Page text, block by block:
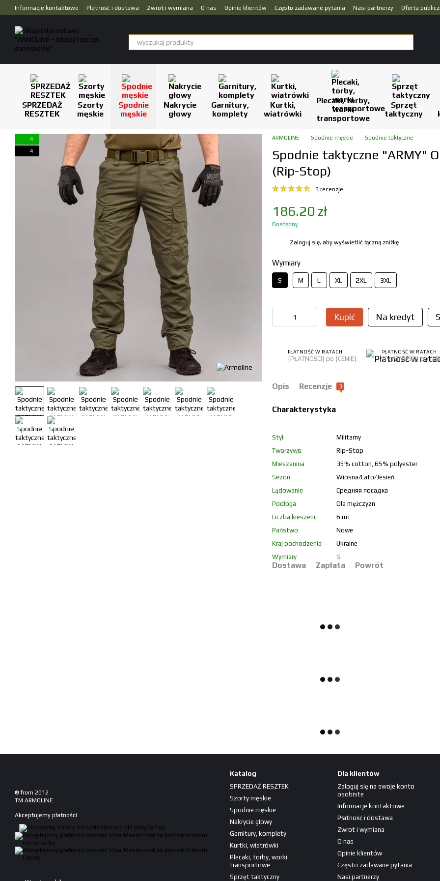
Przejdź do głównej treści
Informacje kontaktowe Płatność i dostawa Zwrot i wymiana O nas Opinie klientów Często zadawane pytania Nasi partnerzy
Oferta
SPRZEDAŻ
RESZTEK
Szorty
męskie
Spodnie
męskie
Nakrycie
głowy
Garnitury,
komplety
Kurtki,
wiatrówki
Plecaki, torby,
worki
transportowe
Sprzęt
taktyczny
4
4
ARMOLINE Spodnie męskie Spodnie taktyczne
Spodnie taktyczne "ARMY"
(Rip-Stop)
3 recenzje
186.20 zł
Dostępny
Zaloguj się, aby wyświetlić łączną zniżkę
Wymiary
S M L XL 2XL 3XL
Kupić Na kredyt
PŁATNOŚĆ W RATACH
{PŁATNOŚCI} po {CENIE}
PŁATNOŚĆ W RATACH
{PŁATNOŚCI} po
Opis Recenzje 3
Charakterystyka
Styl
Militarny
Tworzywo
Rip-Stop
Mieszanina
35% cotton, 65% polyester
Sezon
Wiosna/Lato/Jesień
Lądowanie
Средняя посадка
Podłoga
Dla mężczyzn
Liczba kieszeni
6 шт
Państwo
Nowe
Kraj pochodzenia
Ukraine
Wymiary
S
Dostawa Zapłata Powrót
© from 2012
TM ARMOLINE
Akceptujemy płatności
Katalog
SPRZEDAŻ RESZTEK
Szorty męskie
Spodnie męskie
Nakrycie głowy
Garnitury, komplety
Kurtki, wiatrówki
Plecaki, torby, worki
transportowe
Sprzęt taktyczny
Dla klientów
Zaloguj się na swoje konto
osobiste
Informacje kontaktowe
Płatność i dostawa
Zwrot i wymiana
O nas
Opinie klientów
Często zadawane pytania
Nasi partnerzy